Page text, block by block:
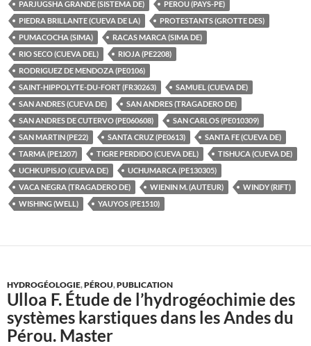
PARJUGSHA GRANDE (SISTEMA DE)
PEROU (PAYS-PE)
PIEDRA BRILLANTE (CUEVA DE LA)
PROTESTANTS (GROTTE DES)
PUMACOCHA (SIMA)
RACAS MARCA (SIMA DE)
RIO SECO (CUEVA DEL)
RIOJA (PE2208)
RODRIGUEZ DE MENDOZA (PE0106)
SAINT-HIPPOLYTE-DU-FORT (FR30263)
SAMUEL (CUEVA DE)
SAN ANDRES (CUEVA DE)
SAN ANDRES (TRAGADERO DE)
SAN ANDRES DE CUTERVO (PE060608)
SAN CARLOS (PE010309)
SAN MARTIN (PE22)
SANTA CRUZ (PE0613)
SANTA FE (CUEVA DE)
TARMA (PE1207)
TIGRE PERDIDO (CUEVA DEL)
TISHUCA (CUEVA DE)
UCHKUPISJO (CUEVA DE)
UCHUMARCA (PE130305)
VACA NEGRA (TRAGADERO DE)
WIENIN M. (AUTEUR)
WINDY (RIFT)
WISHING (WELL)
YAUYOS (PE1510)
HYDROGÉOLOGIE,PÉROU,PUBLICATION
Ulloa F. Étude de l’hydrogéochimie des
systèmes karstiques dans les Andes du
Pérou. Master